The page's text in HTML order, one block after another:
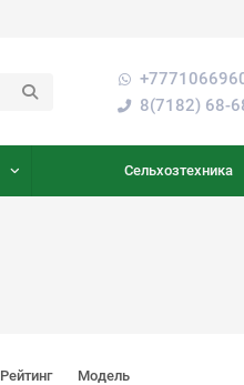
8(7182) 68-
Сельхозтехника
Рейтинг Модель